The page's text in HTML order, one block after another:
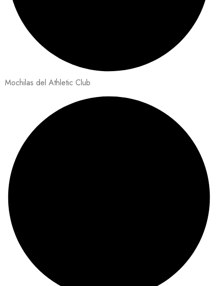
Mochilas del Athletic Club